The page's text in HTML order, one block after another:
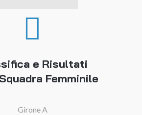
e Risultati
Femminile
Girone A